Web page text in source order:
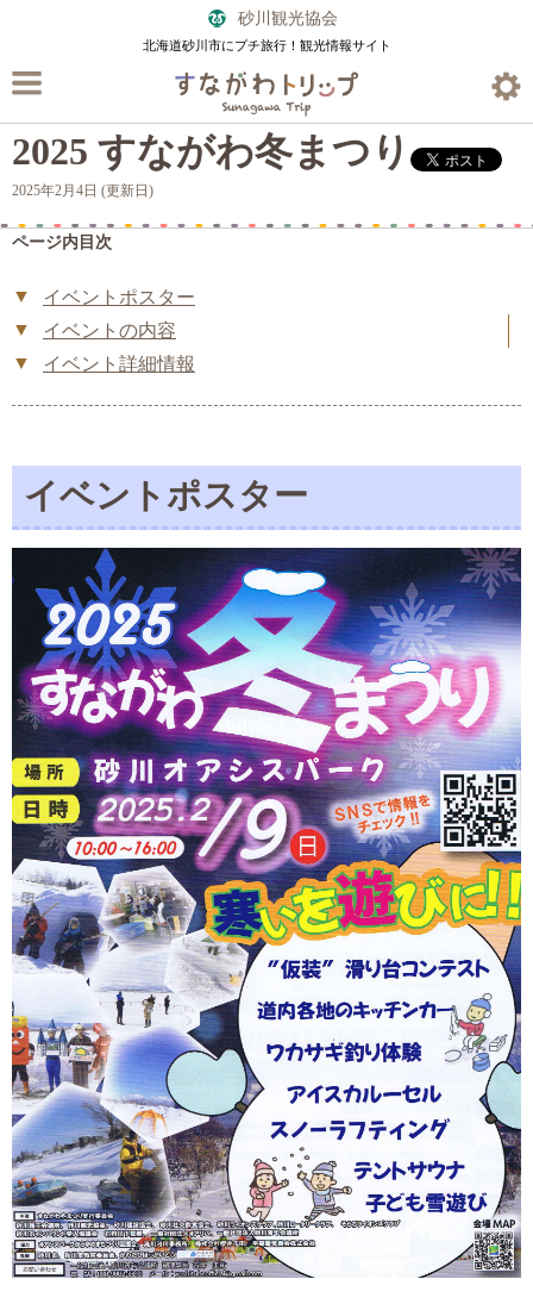
砂川観光協会
北海道砂川市にプチ旅行！観光情報サイト
2025 すながわ冬まつり
2025年2月4日 (更新日)
ページ内目次
イベントポスター
イベントの内容
イベント詳細情報
イベントポスター